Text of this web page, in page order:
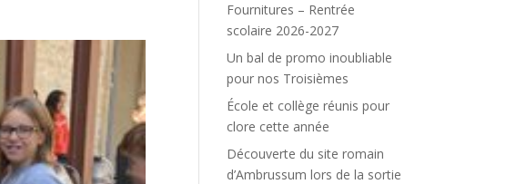
Fournitures – Rentrée
scolaire 2026-2027
Un bal de promo inoubliable
pour nos Troisièmes
École et collège réunis pour
clore cette année
Découverte du site romain
d’Ambrussum lors de la sortie